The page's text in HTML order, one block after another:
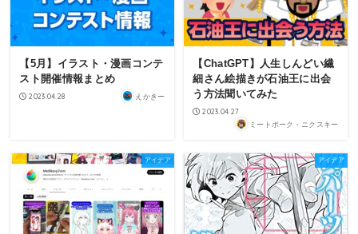
【5月】イラスト・漫画コンテ
スト開催情報まとめ
2023.04.28 えかきー
【ChatGPT】人生しんどい繊
細さん絵描きが石油王に出会
う方法聞いてみた
2023.04.27
ミートポーク・ニクスキー
アイデア アイデア